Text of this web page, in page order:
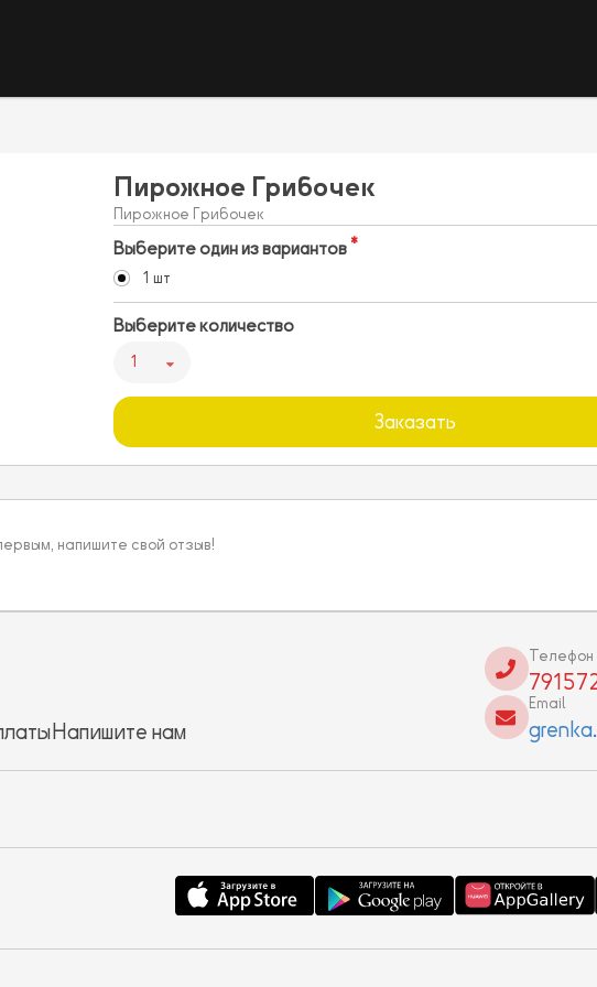
Пирожное Грибочек
Пирожное Грибочек
Выберите один из вариантов
1 шт
Выберите количество
1
Заказать
напишите свой отзыв!
Напишите нам
Телефон
Email